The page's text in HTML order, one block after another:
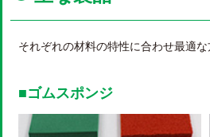
それぞれの材料の特性に合わせ最適
■ゴムスポンジ